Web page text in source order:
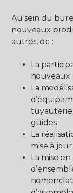
Au sein du
nouveaux
autres, de :
La
nouveaux
La
guides
La
mise à
La mise